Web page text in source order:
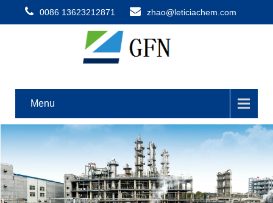
0086 13623212871 zhao@leticiachem.com
Menu